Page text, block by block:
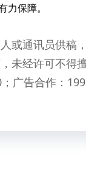
保障。
或通讯员供稿
未经许可不得
广告合作：